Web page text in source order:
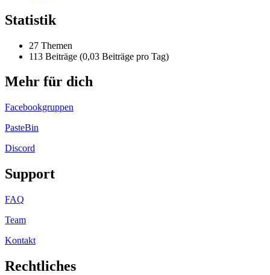
Statistik
27 Themen
113 Beiträge (0,03 Beiträge pro Tag)
Mehr für dich
Facebookgruppen
PasteBin
Discord
Support
FAQ
Team
Kontakt
Rechtliches